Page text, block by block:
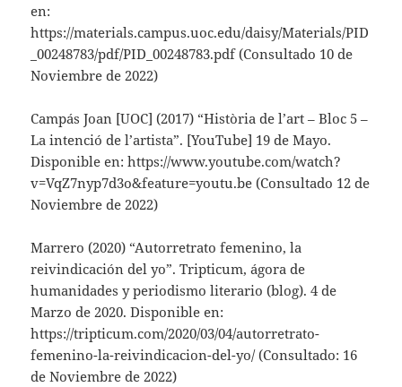
en:
https://materials.campus.uoc.edu/daisy/Materials/PID
_00248783/pdf/PID_00248783.pdf (Consultado 10 de
Noviembre de 2022)
Campás Joan [UOC] (2017) “Història de l’art – Bloc 5 –
La intenció de l’artista”. [YouTube] 19 de Mayo.
Disponible en: https://www.youtube.com/watch?
v=VqZ7nyp7d3o&feature=youtu.be (Consultado 12 de
Noviembre de 2022)
Marrero (2020) “Autorretrato femenino, la
reivindicación del yo”. Tripticum, ágora de
humanidades y periodismo literario (blog). 4 de
Marzo de 2020. Disponible en:
https://tripticum.com/2020/03/04/autorretrato-
femenino-la-reivindicacion-del-yo/ (Consultado: 16
de Noviembre de 2022)